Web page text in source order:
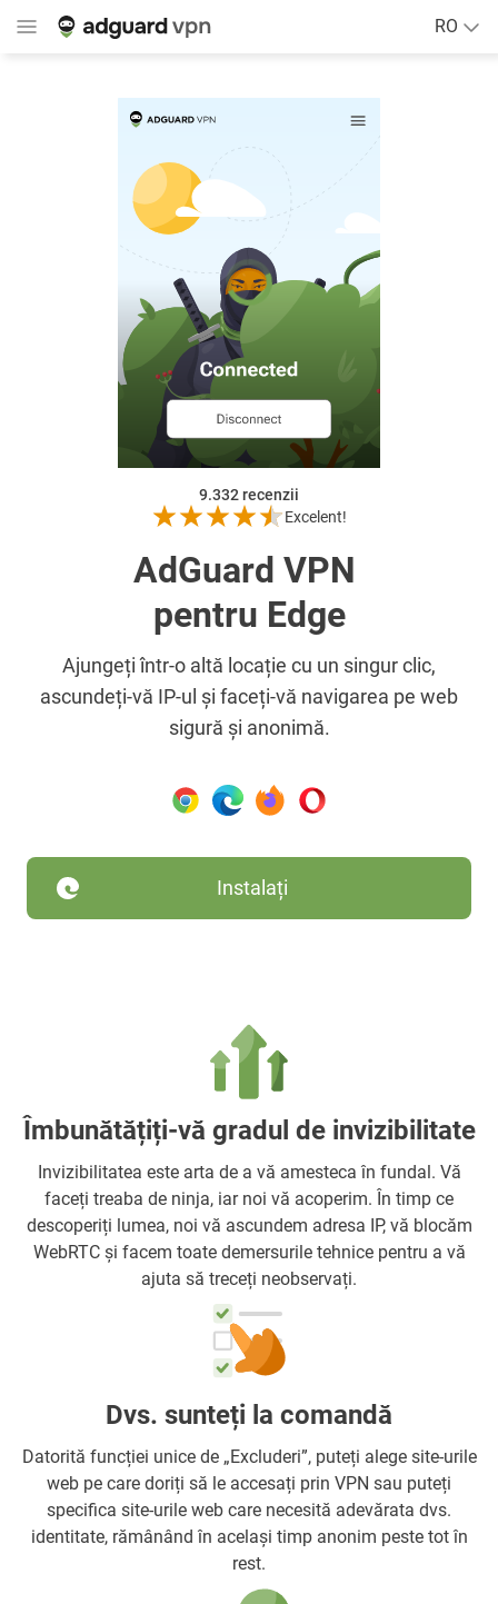
RO
9.332recenzii
Excelent!
AdGuard VPN
pentru Edge
Ajungeți într-o altă locație cu un singur clic,
ascundeți-vă IP-ul și faceți-vă navigarea pe web
sigură și anonimă.
Instalați
Îmbunătățiți-vă gradul de invizibilitate
Invizibilitatea este arta de a vă amesteca în fundal. Vă
faceți treaba de ninja, iar noi vă acoperim. În timp ce
descoperiți lumea, noi vă ascundem adresa IP, vă blocăm
WebRTC și facem toate demersurile tehnice pentru a vă
ajuta să treceți neobservați.
Dvs. sunteți la comandă
Datorită funcției unice de „Excluderi”, puteți alege site-urile
web pe care doriți să le accesați prin VPN sau puteți
specifica site-urile web care necesită adevărata dvs.
identitate, rămânând în același timp anonim peste tot în
rest.